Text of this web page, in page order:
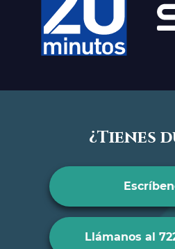
¿Tienes
Llámanos al